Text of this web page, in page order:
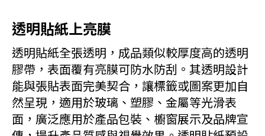
透明貼紙上亮膜
透明貼紙全張透明，成品類似較厚度高的透明
膠帶，表面覆有亮膜可防水防刮。其透明設計
能與張貼表面完美契合，讓標籤或圖案更加自
然呈現，適用於玻璃、塑膠、金屬等光滑表
面，廣泛應用於產品包裝、櫥窗展示及品牌宣